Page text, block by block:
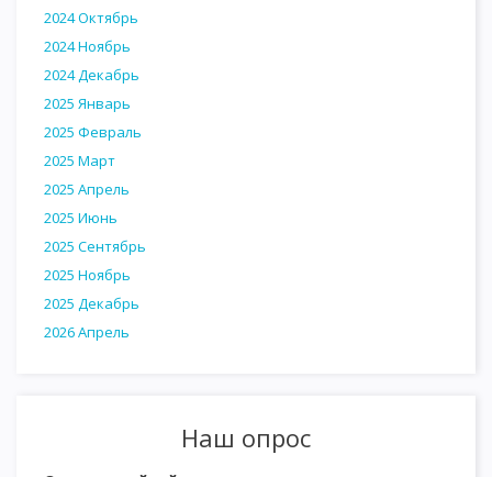
2024 Октябрь
2024 Ноябрь
2024 Декабрь
2025 Январь
2025 Февраль
2025 Март
2025 Апрель
2025 Июнь
2025 Сентябрь
2025 Ноябрь
2025 Декабрь
2026 Апрель
Наш опрос